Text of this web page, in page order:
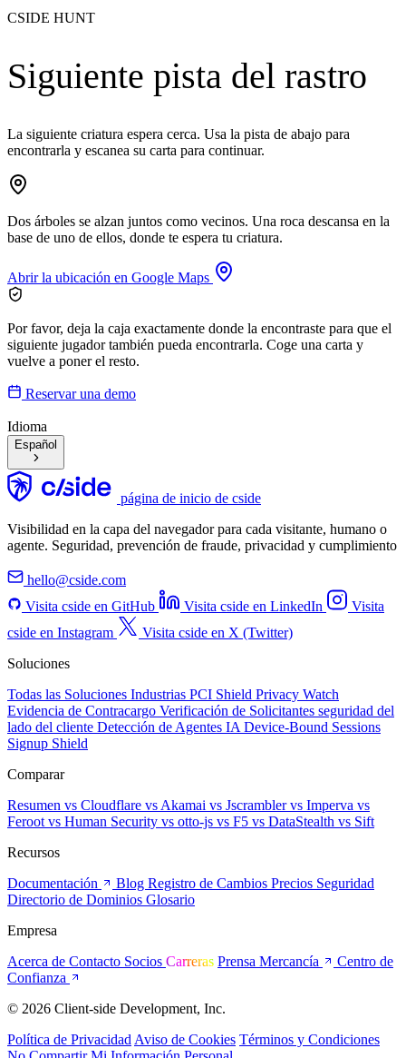
CSIDE HUNT
Siguiente pista del rastro
La siguiente criatura espera cerca. Usa la pista de abajo para
encontrarla y escanea su carta para continuar.
Dos árboles se alzan juntos como vecinos. Una roca descansa en la
base de uno de ellos, donde te espera tu criatura.
Abrir la ubicación en Google Maps
Por favor, deja la caja exactamente donde la encontraste para que el
siguiente jugador también pueda encontrarla. Coge una carta y
vuelve a poner el resto.
Reservar una demo
Idioma
Español
página de inicio de cside
Visibilidad en la capa del navegador para cada visitante, humano o
agente. Seguridad, prevención de fraude, privacidad y cumplimiento
hello@cside.com
Visita cside en GitHub
Visita cside en LinkedIn
Visita
cside en Instagram
Visita cside en X (Twitter)
Soluciones
Todas las Soluciones Industrias PCI Shield Privacy Watch
Evidencia de Contracargo Verificación de Solicitantes seguridad del
lado del cliente Detección de Agentes IA Device-Bound Sessions
Signup Shield
Comparar
Resumen vs Cloudflare vs Akamai vs Jscramblervs Imperva vs
Feroot vs Human Security vs otto-js vs F5 vs DataStealth vs Sift
Recursos
Documentación
Blog Registro de Cambios Precios Seguridad
Directorio de Dominios Glosario
Empresa
Acerca de Contacto Socios Carreras Prensa Mercancía
Centro de
Confianza
© 2026 Client-side Development, Inc.
Política de Privacidad Aviso de Cookies Términos y Condiciones